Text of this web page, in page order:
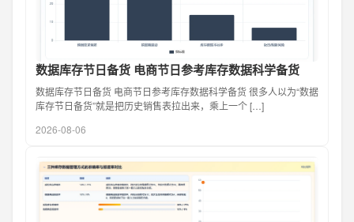
数据库存节日备货 电商节日参考库存数据科学备货
数据库存节日备货 电商节日参考库存数据科学备货 很多人以为“数据
库存节日备货”就是把历史销售表拉出来，乘上一个 […]
2026-08-06